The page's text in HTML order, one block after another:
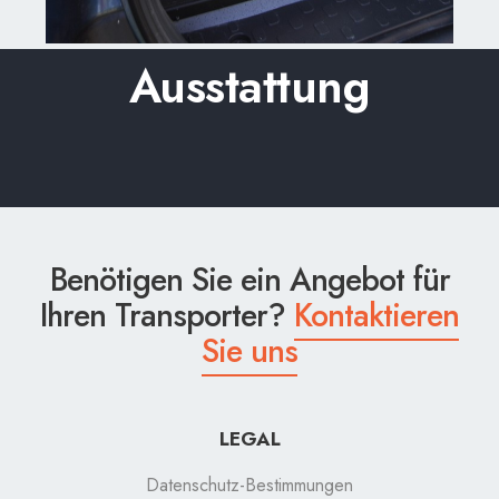
Ausstattung
Benötigen Sie ein Angebot für
Ihren Transporter? Kontaktieren
Sie uns
LEGAL
Datenschutz-Bestimmungen